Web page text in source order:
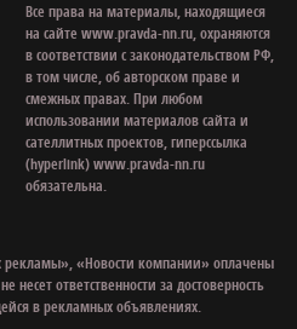
Все права на материалы, находящиеся
на сайте www.pravda-nn.ru, охраняются
в соответствии с законодательством РФ,
в том числе, об авторском праве и
смежных правах. При любом
использовании материалов сайта и
сателлитных проектов, гиперссылка
(hyperlink) www.pravda-nn.ru
обязательна.
«Новости компании» оплачены
ответственности за достоверность
в рекламных объявлениях.